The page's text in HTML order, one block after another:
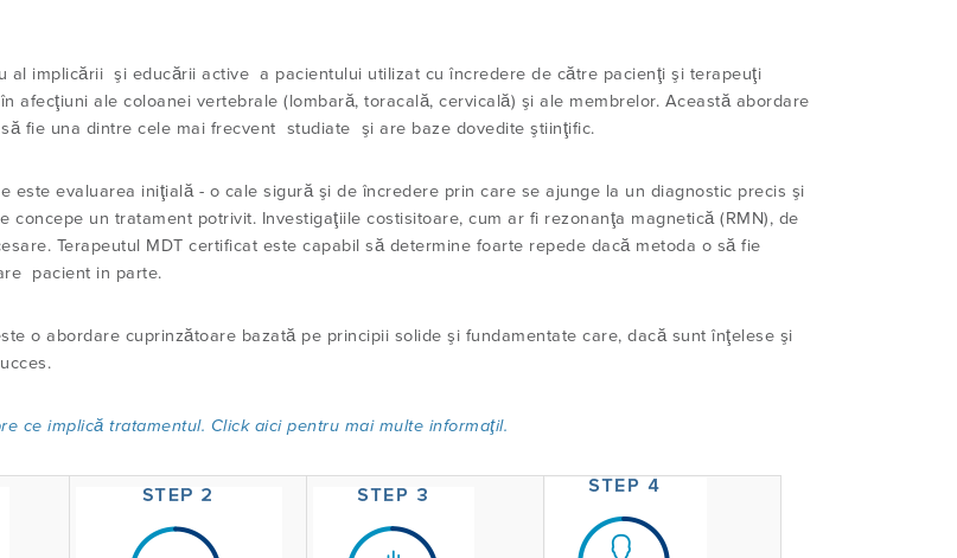
al implicării şi educării active a pacientului utilizat cu încredere de către pacienţi şi terapeuţi
afecţiuni ale coloanei vertebrale (lombară, toracală, cervicală) şi ale membrelor. Această abordare
fie una dintre cele mai frecvent studiate şi are baze dovedite ştiinţific.
este evaluarea iniţială - o cale sigură şi de încredere prin care se ajunge la un diagnostic precis şi
concepe un tratament potrivit. Investigaţiile costisitoare, cum ar fi rezonanţa magnetică (RMN), de
Terapeutul MDT certificat este capabil să determine foarte repede dacă metoda o să fie
pacient in parte.
o abordare cuprinzătoare bazată pe principii solide şi fundamentate care, dacă sunt înţelese şi
ce implică tratamentul. Click aici pentru mai multe informaţil.